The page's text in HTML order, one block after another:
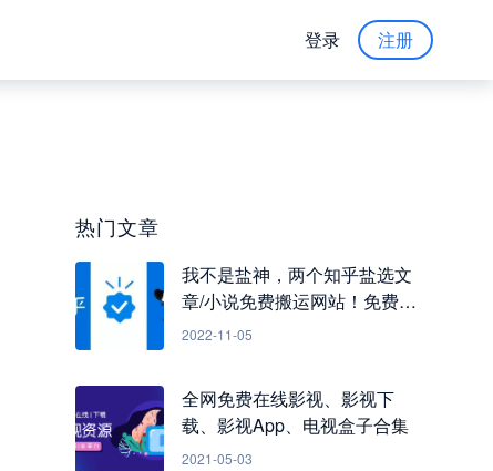
注册
登录
热门文章
我不是盐神，两个知乎盐选文
章/小说免费搬运网站！免费看
知乎小说
2022-11-05
全网免费在线影视、影视下
载、影视App、电视盒子合集
2021-05-03